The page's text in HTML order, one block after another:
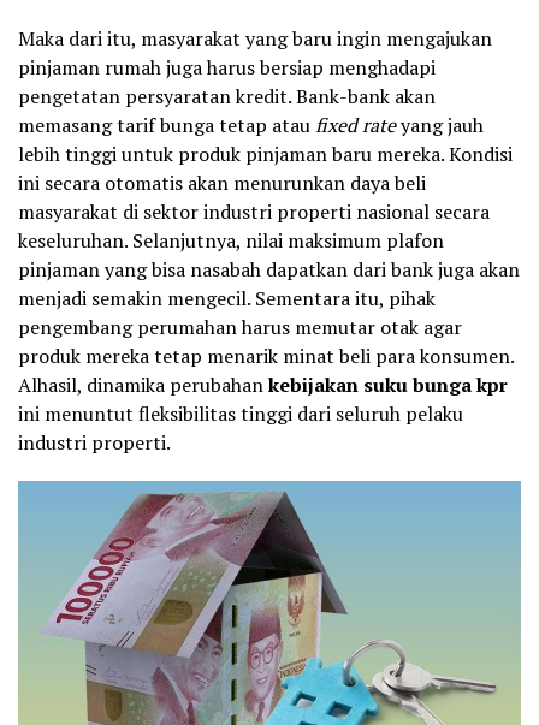
Maka dari itu, masyarakat yang baru ingin mengajukan
pinjaman rumah juga harus bersiap menghadapi
pengetatan persyaratan kredit. Bank-bank akan
memasang tarif bunga tetap ataufixed rateyang jauh
lebih tinggi untuk produk pinjaman baru mereka. Kondisi
ini secara otomatis akan menurunkan daya beli
masyarakat di sektor industri properti nasional secara
keseluruhan. Selanjutnya, nilai maksimum plafon
pinjaman yang bisa nasabah dapatkan dari bank juga akan
menjadi semakin mengecil. Sementara itu, pihak
pengembang perumahan harus memutar otak agar
produk mereka tetap menarik minat beli para konsumen.
Alhasil, dinamika perubahankebijakan suku bunga kpr
ini menuntut fleksibilitas tinggi dari seluruh pelaku
industri properti.